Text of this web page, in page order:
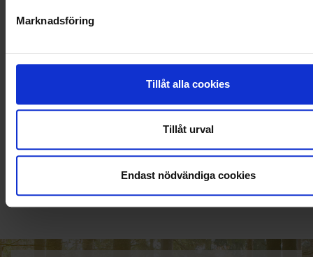
Marknadsföring
Tillåt alla cookies
Tillåt urval
Endast nödvändiga cookies